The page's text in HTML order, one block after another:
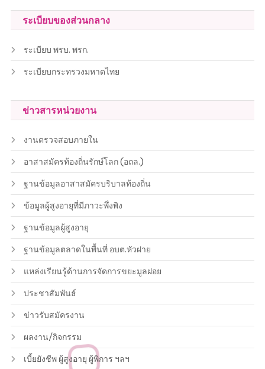
ระเบียบของส่วนกลาง
ระเบียบ พรบ. พรก.
ระเบียบกระทรวงมหาดไทย
ข่าวสารหน่วยงาน
งานตรวจสอบภายใน
อาสาสมัครท้องถิ่นรักษ์โลก (อถล.)
ฐานข้อมูลอาสาสมัครบริบาลท้องถิ่น
ข้อมูลผู้สูงอายุที่มีภาวะพึ่งพิง
ฐานข้อมูลผู้สูงอายุ
ฐานข้อมูลตลาดในพื้นที่ อบต.หัวฝาย
แหล่งเรียนรู้ด้านการจัดการขยะมูลฝอย
ประชาสัมพันธ์
ข่าวรับสมัครงาน
ผลงาน/กิจกรรม
เบี้ยยังชีพ ผู้สูงอายุ ผู้พิการ ฯลฯ